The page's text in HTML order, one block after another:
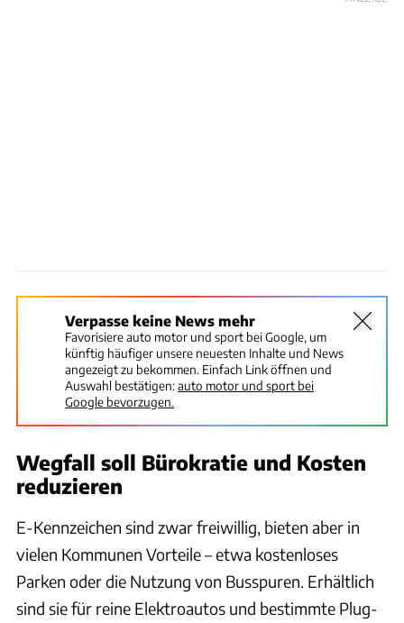
Verpasse keine News mehr
Favorisiere auto motor und sport bei Google, um
künftig häufiger unsere neuesten Inhalte und News
angezeigt zu bekommen. Einfach Link öffnen und
Auswahl bestätigen:auto motor und sport bei
Google bevorzugen.
Wegfall soll Bürokratie und Kosten
reduzieren
E-Kennzeichen sind zwar freiwillig, bieten aber in
vielen Kommunen Vorteile – etwa kostenloses
Parken oder die Nutzung von Busspuren. Erhältlich
sind sie für reine Elektroautos und bestimmte Plug-